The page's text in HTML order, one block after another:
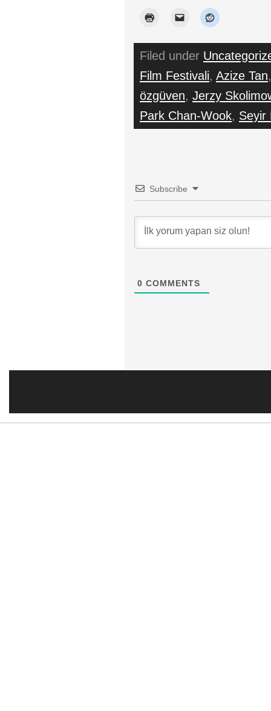
Filed under
Film Festivali, Azize Tan
özgüven, Jerzy
Park Chan-Wook, Seyir
Subscribe
0 COMMENTS